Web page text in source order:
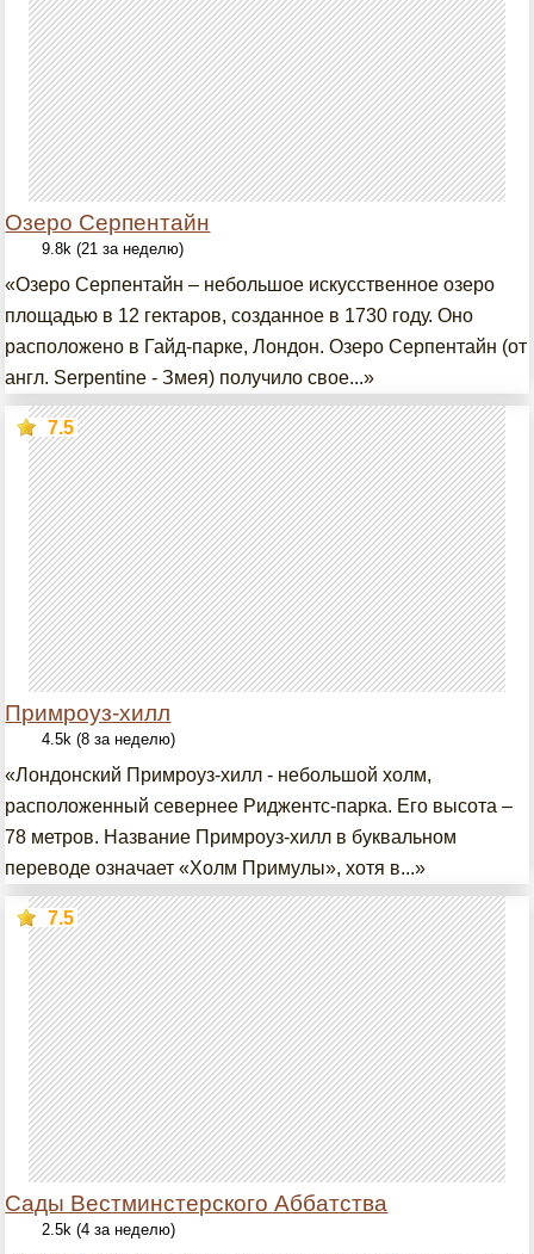
Озеро Серпентайн
9.8k (21 за неделю)
«Озеро Серпентайн – небольшое искусственное озеро
площадью в 12 гектаров, созданное в 1730 году. Оно
расположено в Гайд-парке, Лондон. Озеро Серпентайн (от
англ. Serpentine - Змея) получило свое...»
Примроуз-хилл
7.5
4.5k (8 за неделю)
«Лондонский Примроуз-хилл - небольшой холм,
расположенный севернее Риджентс-парка. Его высота –
78 метров. Название Примроуз-хилл в буквальном
переводе означает «Холм Примулы», хотя в...»
Сады Вестминстерского Аббатства
7.5
2.5k (4 за неделю)